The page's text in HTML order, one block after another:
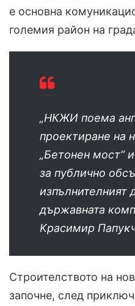
е основна
големия район на
„НКЖИ поема
проектиране на
„Бeтoнeн мocт“
за публично
изпълнителният
държавната
Kpacимиp
Строителството на
започне, след